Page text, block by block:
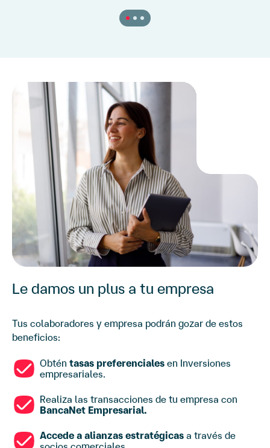
Le damos un plus a tu empresa
Tus colaboradores y empresa podrán gozar de estos
beneficios:
Obtén tasas preferenciales en Inversiones
empresariales.
Realiza las transacciones de tu empresa con
BancaNet Empresarial.
Accede a alianzas estratégicas a través de